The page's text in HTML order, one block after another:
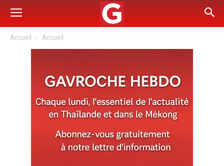
Accueil Accueil